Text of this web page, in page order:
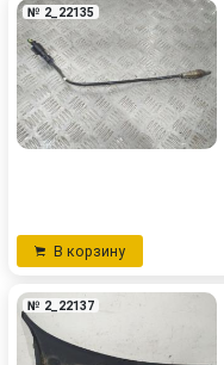
№ 2_22135
В корзину
№ 2_22137